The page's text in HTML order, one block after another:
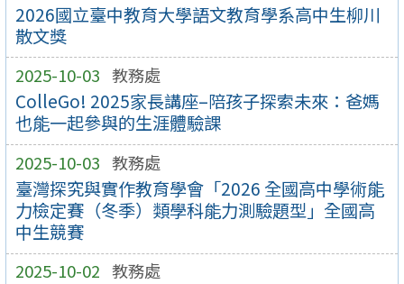
2026國立臺中教育大學語文教育學系高中生柳川
散文獎
2025-10-03 教務處
ColleGo! 2025家長講座–陪孩子探索未來：爸媽
也能一起參與的生涯體驗課
2025-10-03 教務處
臺灣探究與實作教育學會「2026 全國高中學術能
力檢定賽（冬季）類學科能力測驗題型」全國高
中生競賽
2025-10-02 教務處